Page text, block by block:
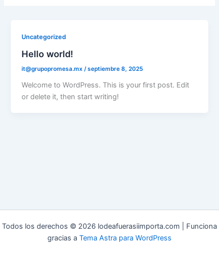
Uncategorized
Hello world!
it@grupopromesa.mx /septiembre 8, 2025
Welcome to WordPress. This is your first post. Edit
or delete it, then start writing!
Todos los derechos © 2026 lodeafuerasiimporta.com | Funciona
gracias a Tema Astra para WordPress